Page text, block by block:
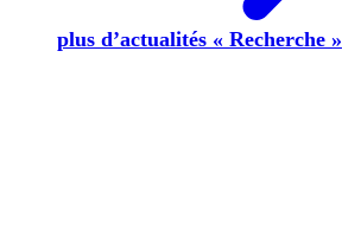
plus d’actualités « Recherche »